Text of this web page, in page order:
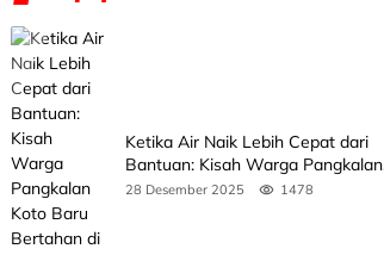
Ketika Air Naik Lebih Cepat dari
Bantuan: Kisah Warga Pangkalan
Koto Baru Bertahan di Tengah
28 Desember 2025 1478